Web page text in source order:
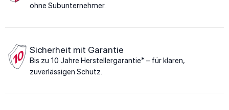
ohne Subunternehmer.
Sicherheit mit Garantie
Bis zu 10 Jahre Herstellergarantie* – für klaren,
zuverlässigen Schutz.